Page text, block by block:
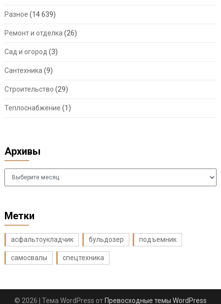
Разное (14 639)
Ремонт и отделка (26)
Сад и огород (3)
Сантехника (9)
Строительство (29)
Теплоснабжение (1)
Архивы
Архивы
Метки
асфальтоукладчик бульдозер подъемник
самосвалы спецтехника
© 2026 | Тема WordPress от Превосходные темы WordPress